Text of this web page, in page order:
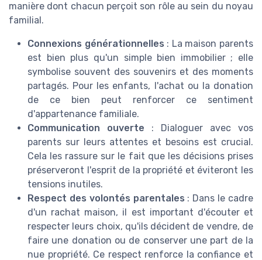
manière dont chacun perçoit son rôle au sein du noyau
familial.
Connexions générationnelles : La maison parents
est bien plus qu'un simple bien immobilier ; elle
symbolise souvent des souvenirs et des moments
partagés. Pour les enfants, l'achat ou la donation
de ce bien peut renforcer ce sentiment
d'appartenance familiale.
Communication ouverte : Dialoguer avec vos
parents sur leurs attentes et besoins est crucial.
Cela les rassure sur le fait que les décisions prises
préserveront l'esprit de la propriété et éviteront les
tensions inutiles.
Respect des volontés parentales : Dans le cadre
d'un rachat maison, il est important d'écouter et
respecter leurs choix, qu'ils décident de vendre, de
faire une donation ou de conserver une part de la
nue propriété. Ce respect renforce la confiance et